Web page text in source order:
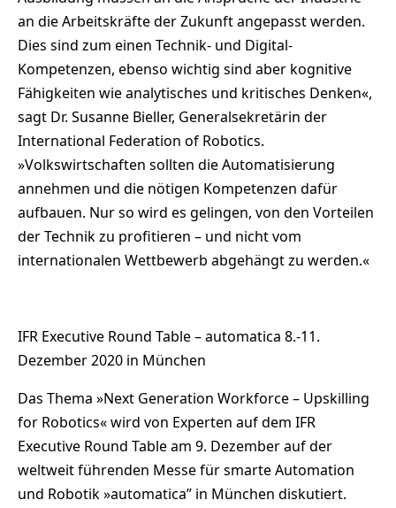
an die Arbeitskräfte der Zukunft angepasst werden.
Dies sind zum einen Technik- und Digital-
Kompetenzen, ebenso wichtig sind aber kognitive
Fähigkeiten wie analytisches und kritisches Denken«,
sagt Dr. Susanne Bieller, Generalsekretärin der
International Federation of Robotics.
»Volkswirtschaften sollten die Automatisierung
annehmen und die nötigen Kompetenzen dafür
aufbauen. Nur so wird es gelingen, von den Vorteilen
der Technik zu profitieren – und nicht vom
internationalen Wettbewerb abgehängt zu werden.«
IFR Executive Round Table – automatica 8.-11.
Dezember 2020 in München
Das Thema »Next Generation Workforce – Upskilling
for Robotics« wird von Experten auf dem IFR
Executive Round Table am 9. Dezember auf der
weltweit führenden Messe für smarte Automation
und Robotik »automatica” in München diskutiert.